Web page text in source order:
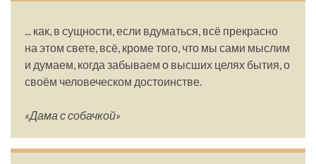
... как, в сущности, если вдуматься, всё прекрасно
на этом свете, всё, кроме того, что мы сами мыслим
и думаем, когда забываем о высших целях бытия, о
своём человеческом достоинстве.
«Дама с собачкой»